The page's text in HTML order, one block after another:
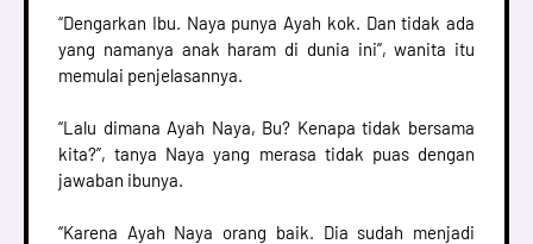
“Dengarkan Ibu. Naya punya Ayah kok. Dan tidak ada
yang namanya anak haram di dunia ini”, wanita itu
memulai penjelasannya.
“Lalu dimana Ayah Naya, Bu? Kenapa tidak bersama
kita?”, tanya Naya yang merasa tidak puas dengan
jawaban ibunya.
“Karena Ayah Naya orang baik. Dia sudah menjadi